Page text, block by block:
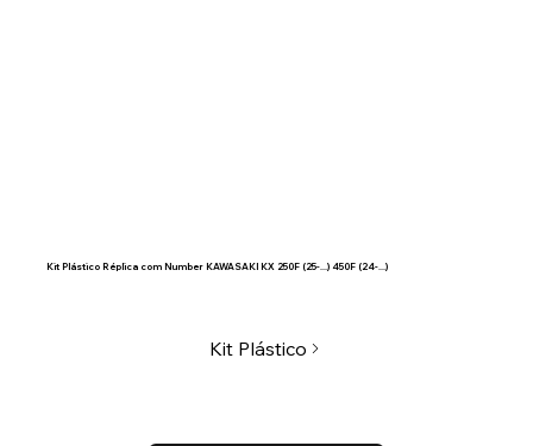
Kit Plástico Réplica com Number KAWASAKI KX 250F (25-...) 450F (24-...)
Kit Plástico